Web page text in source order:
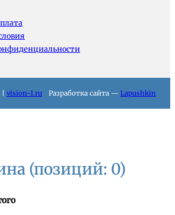
vision-1.ru Разработка сайта — Lapushkin
(позиций: 0)